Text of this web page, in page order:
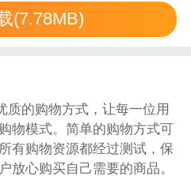
(7.78MB)
质的购物方式，让每一位用
物模式。简单的购物方式可
有购物资源都经过测试，保
放心购买自己需要的商品。